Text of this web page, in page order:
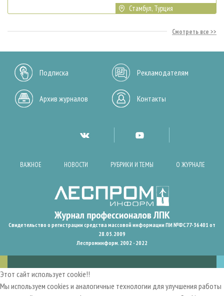
Стамбул, Турция
Смотреть все
Подписка Рекламодателям
Архив журналов Контакты
ВАЖНОЕ НОВОСТИ РУБРИКИ И ТЕМЫ О ЖУРНАЛЕ
Свидетельство о регистрации средства массовой информации ПИ №ФС77-36401 от
28.05.2009
Леспроминформ. 2002 - 2022
Этот сайт использует cookie!!
Мы используем cookies и аналогичные технологии для улучшения работы